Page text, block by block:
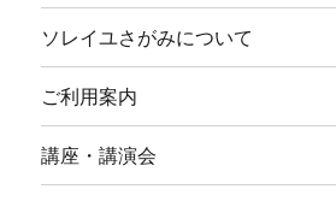
ソレイユさがみについて
ご利用案内
講座・講演会